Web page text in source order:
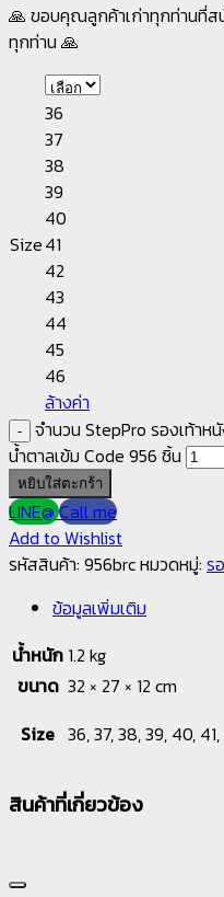
🙏 ขอบคุณลูกค้าเก่าทุกท่านที่ส
ทุกท่าน 🙏
Size
36
37
38
39
40
41
42
43
44
45
46
ล้างค่า
จำนวน StepPro รองเท้า
น้ำตาลเข้ม Code 956 ชิ้น
หยิบใส่ตะกร้า
LINE@ Call me
Add to Wishlist
รหัสสินค้า: 956brcหมวดหมู่: ร
ข้อมูลเพิ่มเติม
น้ำหนัก 1.2 kg
ขนาด 32 × 27 × 12 cm
Size 36, 37, 38, 39, 40,
สินค้าที่เกี่ยวข้อง